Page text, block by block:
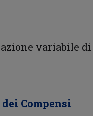
variabile
Compensi